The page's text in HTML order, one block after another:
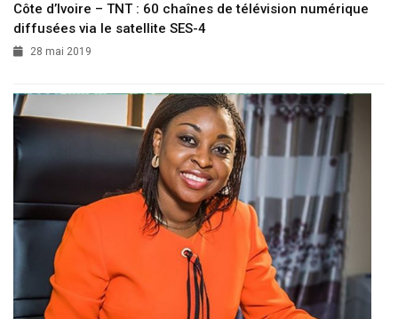
Côte d’Ivoire – TNT : 60 chaînes de télévision numérique
diffusées via le satellite SES-4
28 mai 2019